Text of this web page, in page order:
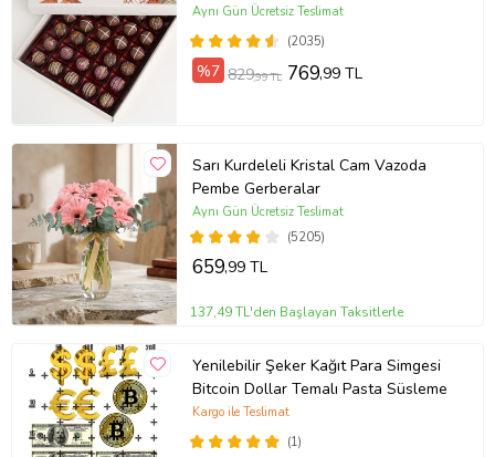
(2035)
Aynı Gün Ücretsiz Teslimat
%7 829,99 TL 769,99 TL
Sarı Kurdeleli Kristal Cam Vazoda
Pembe Gerberalar
(5205)
Aynı Gün Ücretsiz Teslimat
659,99 TL
137,49 TL'den Başlayan Taksitlerle
Yenilebilir Şeker Kağıt Para Simgesi
Bitcoin Dollar Temalı Pasta Süsleme
(1)
Kargo ile Teslimat